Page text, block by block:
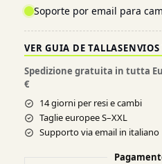
Soporte por email para
VER GUIA DE TALLASENVIOS
Spedizione gratuita in tutta
€
14 giorni per resi e cambi
Taglie europee S–XXL
Supporto via email in italiano